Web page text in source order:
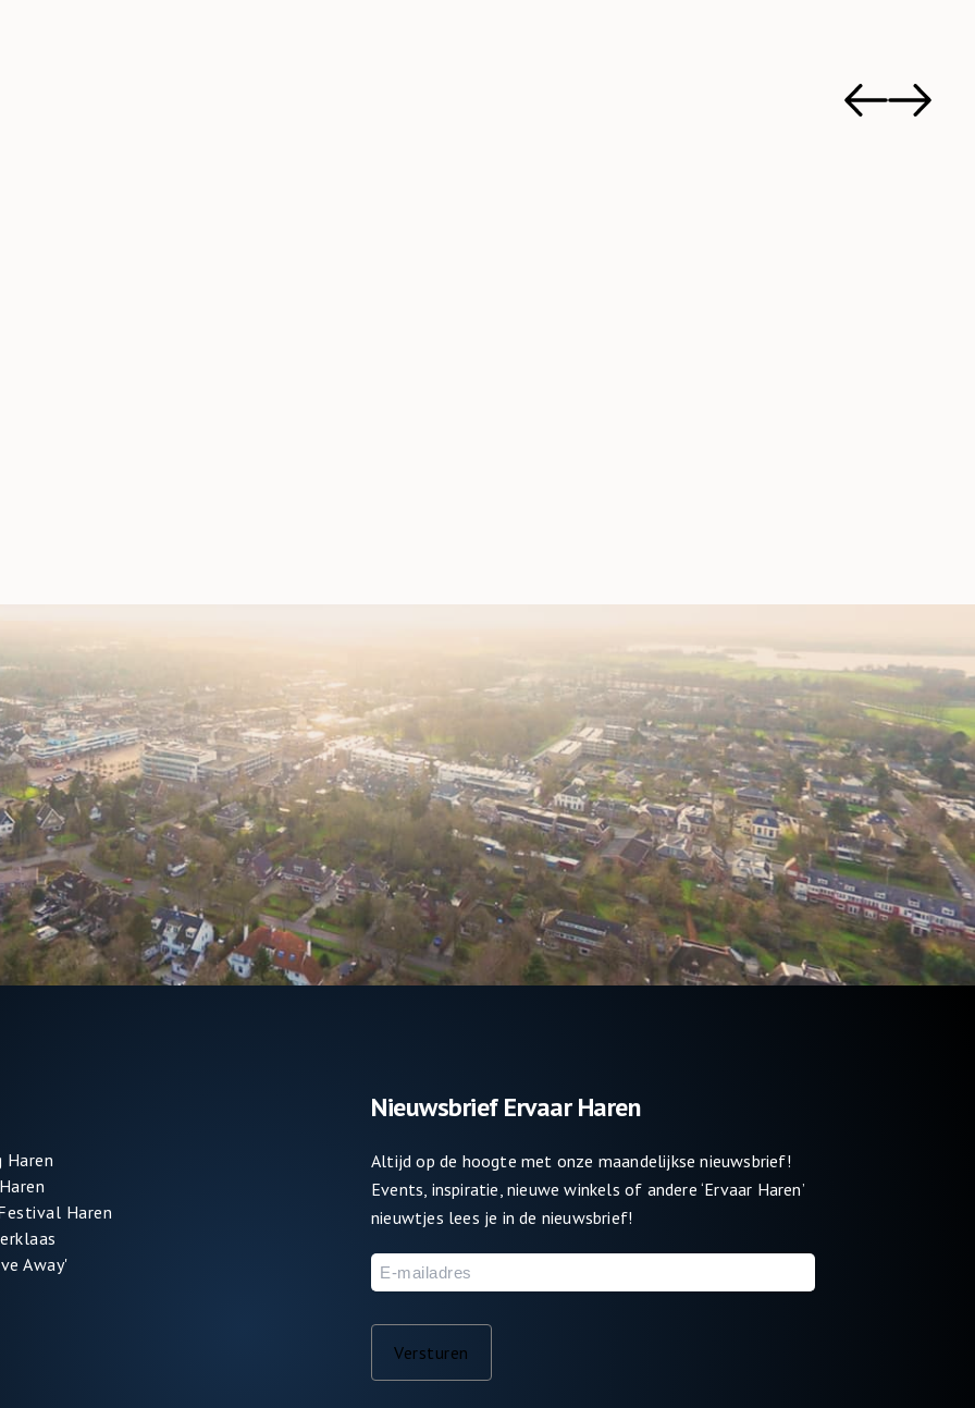
Haren
Haren
Away'
Nieuwsbrief Ervaar Haren
Altijd op de hoogte met onze maandelijkse nieuwsbrief!
Events, inspiratie, nieuwe winkels of andere ‘Ervaar Haren’
nieuwtjes lees je in de nieuwsbrief!
E-
mailadres
Versturen